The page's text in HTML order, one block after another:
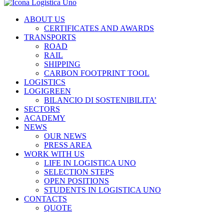
ABOUT US
CERTIFICATES AND AWARDS
TRANSPORTS
ROAD
RAIL
SHIPPING
CARBON FOOTPRINT TOOL
LOGISTICS
LOGIGREEN
BILANCIO DI SOSTENIBILITA’
SECTORS
ACADEMY
NEWS
OUR NEWS
PRESS AREA
WORK WITH US
LIFE IN LOGISTICA UNO
SELECTION STEPS
OPEN POSITIONS
STUDENTS IN LOGISTICA UNO
CONTACTS
QUOTE